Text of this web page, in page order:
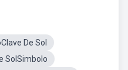
De Sol
SolSimbolo